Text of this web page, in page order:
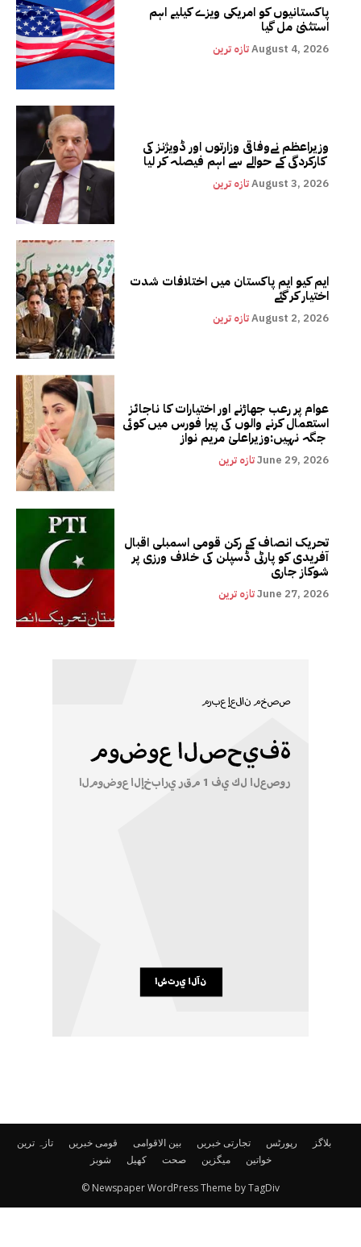
پاکستانیوں کو امریکی ویزے کیلیے اہم
استثنیٰ مل گیا
تازہ ترینAugust 4, 2026
وزیراعظم نےوفاقی وزارتوں اور ڈویژنز کی
کارکردگی کے حوالے سے اہم فیصلہ کر لیا
تازہ ترینAugust 3, 2026
ایم کیو ایم پاکستان میں اختلافات شدت
اختیار کر گئے
تازہ ترینAugust 2, 2026
عوام پر رعب جھاڑنے اور اختیارات کا ناجائز
استعمال کرنے والوں کی پیرا فورس میں کوئی
تازہ ترینJune 29, 2026
تحریک انصاف کے رکن قومی اسمبلی اقبال
آفریدی کو پارٹی ڈسپلن کی خلاف ورزی پر
شوکاز جاری
تازہ ترینJune 27, 2026
تازہ ترین قومی خبریں بین الاقوامی تجارتی خبریں رپورٹس
بلاگز
شوبز
کھیل صحت میگزین خواتین
© Newspaper WordPress Theme by TagDiv